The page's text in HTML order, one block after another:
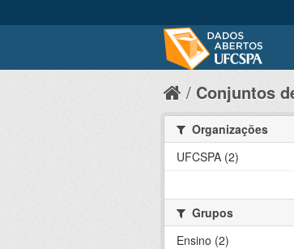
Conjuntos
Organizações
UFCSPA (2)
Grupos
Ensino (2)